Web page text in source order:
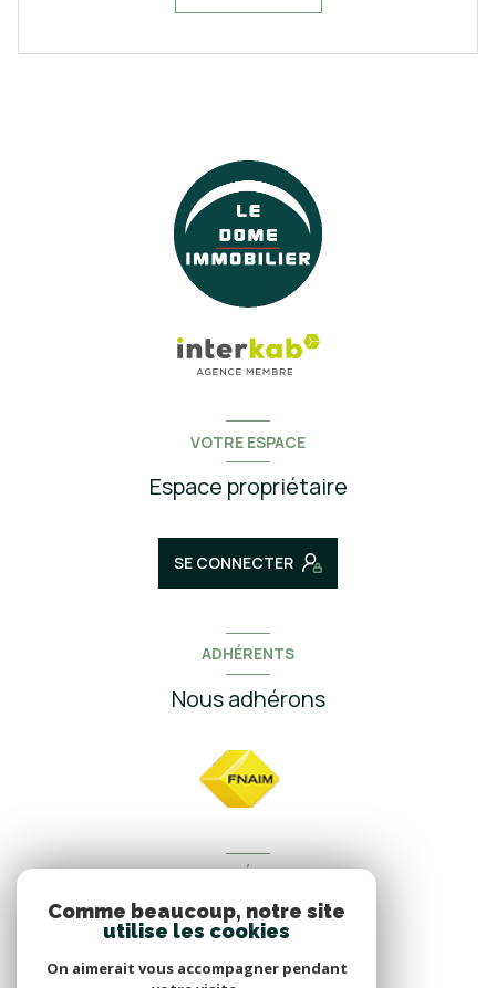
VOTRE ESPACE
Espace propriétaire
SE CONNECTER
ADHÉRENTS
Nous adhérons
NOS RÉSEAUX
Nous suivre
Comme beaucoup, notre site
utilise les cookies
On aimerait vous accompagner pendant